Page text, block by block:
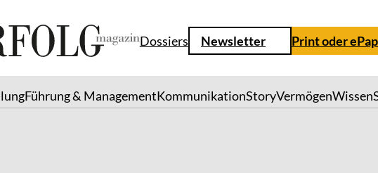
Dossiers Newsletter Print oder
Führung & ManagementKommunikationStoryVermögenWissen